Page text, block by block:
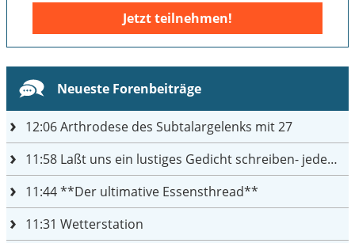
Jetzt teilnehmen!
Neueste Forenbeiträge
12:06Arthrodese des Subtalargelenks mit 27
11:58 Laßt uns ein lustiges Gedicht schreiben- jeder einen Satz
11:44**Der ultimative Essensthread**
11:31 Wetterstation